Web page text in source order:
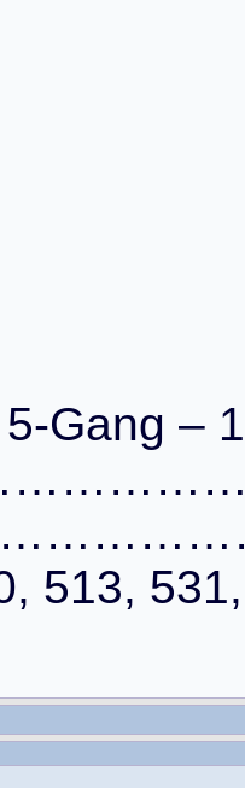
Gang –
513,